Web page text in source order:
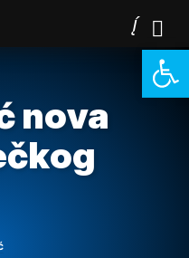
nova